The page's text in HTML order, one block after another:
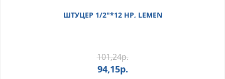
ШТУЦЕР 1/2"*12 НР, LEMEN
101,24р.
94,15р.